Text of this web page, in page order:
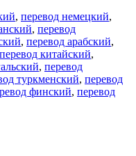
, перевод немецкий,
, перевод
, перевод арабский,
перевод китайский,
, перевод
туркменский, перевод
финский, перевод